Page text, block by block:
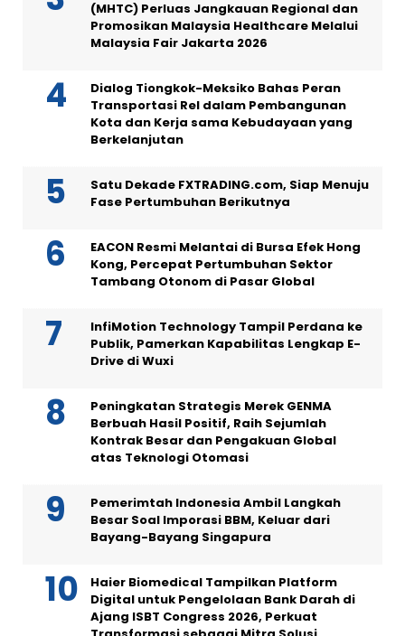
(MHTC) Perluas Jangkauan Regional dan
Promosikan Malaysia Healthcare Melalui
Malaysia Fair Jakarta 2026
Dialog Tiongkok-Meksiko Bahas Peran
Transportasi Rel dalam Pembangunan
Kota dan Kerja sama Kebudayaan yang
Berkelanjutan
Satu Dekade FXTRADING.com, Siap Menuju
Fase Pertumbuhan Berikutnya
EACON Resmi Melantai di Bursa Efek Hong
Kong, Percepat Pertumbuhan Sektor
Tambang Otonom di Pasar Global
InfiMotion Technology Tampil Perdana ke
Publik, Pamerkan Kapabilitas Lengkap E-
Drive di Wuxi
Peningkatan Strategis Merek GENMA
Berbuah Hasil Positif, Raih Sejumlah
Kontrak Besar dan Pengakuan Global
atas Teknologi Otomasi
Pemerimtah Indonesia Ambil Langkah
Besar Soal Imporasi BBM, Keluar dari
Bayang-Bayang Singapura
Haier Biomedical Tampilkan Platform
Digital untuk Pengelolaan Bank Darah di
Ajang ISBT Congress 2026, Perkuat